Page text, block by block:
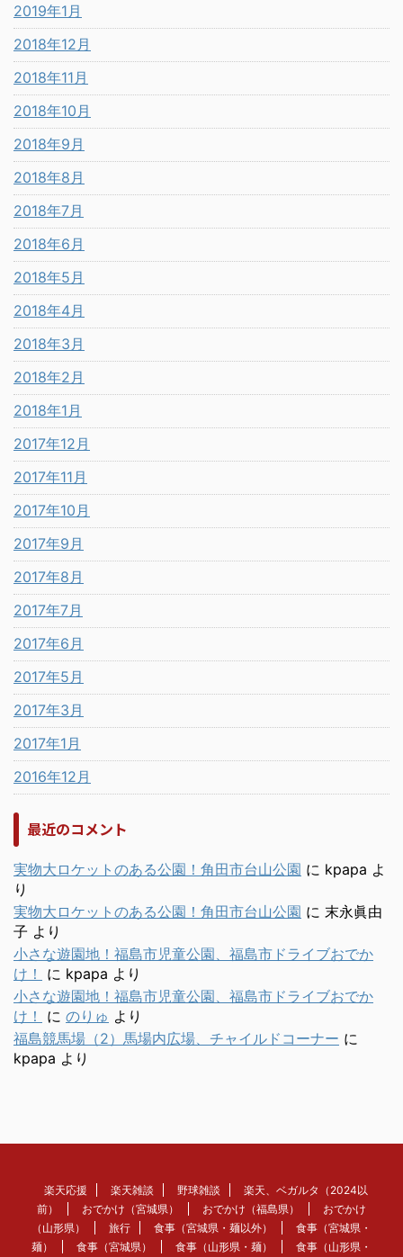
2019年1月
2018年12月
2018年11月
2018年10月
2018年9月
2018年8月
2018年7月
2018年6月
2018年5月
2018年4月
2018年3月
2018年2月
2018年1月
2017年12月
2017年11月
2017年10月
2017年9月
2017年8月
2017年7月
2017年6月
2017年5月
2017年3月
2017年1月
2016年12月
最近のコメント
実物大ロケットのある公園！角田市台山公園 に kpapa よ
り
実物大ロケットのある公園！角田市台山公園 に 末永眞由
子 より
小さな遊園地！福島市児童公園、福島市ドライブおでか
け！
に kpapa より
小さな遊園地！福島市児童公園、福島市ドライブおでか
け！
に のりゅ より
福島競馬場（2）馬場内広場、チャイルドコーナー に
kpapa より
楽天応援 楽天雑談 野球雑談
楽天、ベガルタ（2024以
前）
おでかけ（宮城県） おでかけ（福島県）
おでかけ
（山形県）
旅行 食事（宮城県・麺以外）
食事（宮城県・
麺）
食事（宮城県） 食事（山形県・麺） 食事（山形県・